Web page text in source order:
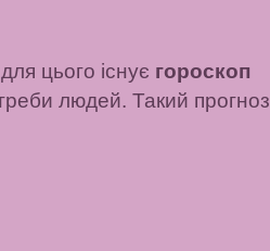
цього існує гороскоп
людей. Такий прогноз